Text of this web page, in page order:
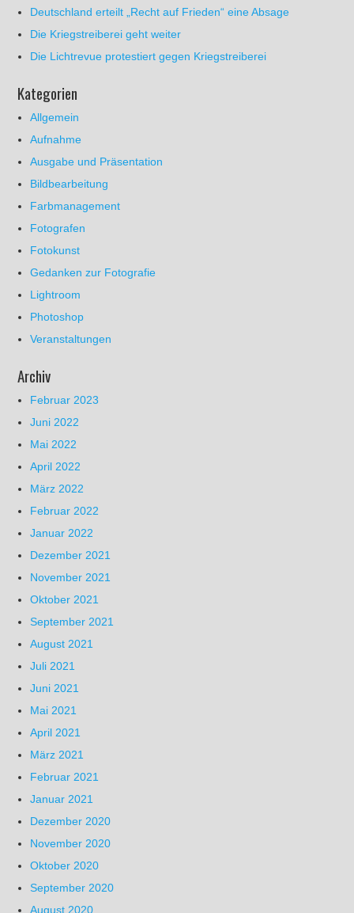
Deutschland erteilt „Recht auf Frieden“ eine Absage
Die Kriegstreiberei geht weiter
Die Lichtrevue protestiert gegen Kriegstreiberei
Kategorien
Allgemein
Aufnahme
Ausgabe und Präsentation
Bildbearbeitung
Farbmanagement
Fotografen
Fotokunst
Gedanken zur Fotografie
Lightroom
Photoshop
Veranstaltungen
Archiv
Februar 2023
Juni 2022
Mai 2022
April 2022
März 2022
Februar 2022
Januar 2022
Dezember 2021
November 2021
Oktober 2021
September 2021
August 2021
Juli 2021
Juni 2021
Mai 2021
April 2021
März 2021
Februar 2021
Januar 2021
Dezember 2020
November 2020
Oktober 2020
September 2020
August 2020